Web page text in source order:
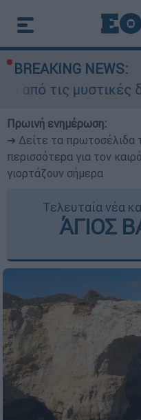
BREAKING NEWS:
Πρωινή ενημέρωση:
➔ Δείτε τα πρωτοσέλιδα
περισσότερα για τον
γιορτάζουν σήμερα
Τελευταία νέα
ΆΓΙΟΣ